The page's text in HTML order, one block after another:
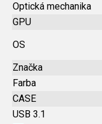
Optická mechanika
GPU
OS
Značka
Farba
CASE
USB 3.1